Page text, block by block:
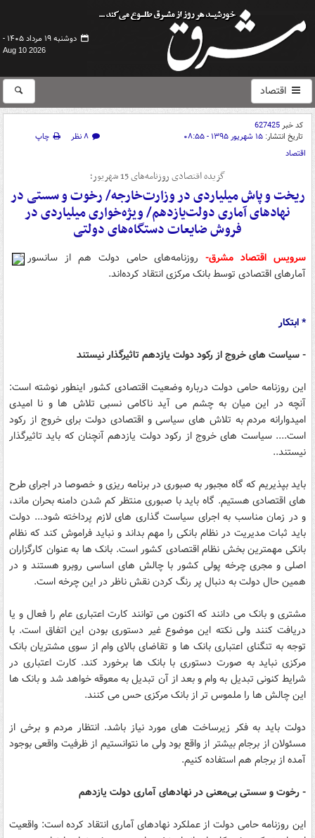
دوشنبه ۱۹ مرداد ۱۴۰۵ -
Aug 10 2026
اقتصاد
کد خبر627425
تاریخ انتشار: ۱۵ شهریور ۱۳۹۵ - ۰۸:۵۵ ۸ نظر
چاپ
اقتصاد
گزیده اقتصادی روزنامه‌های 15 شهریور؛
ریخت و پاش میلیاردی در وزارت‌خارجه/ رخوت و سستی در
نهادهای آماری دولت‌یازدهم/ ویژه‌خواری میلیاردی در
فروش ضایعات دستگاه‌های دولتی
سرویس اقتصاد مشرق- روزنامه‌های حامی دولت هم از سانسور
آمارهای اقتصادی توسط بانک مرکزی انتقاد کرده‌اند.
* ابتکار
- سیاست های خروج از رکود دولت یازدهم تاثیرگذار نیستند
این روزنامه حامی دولت درباره وضعیت اقتصادی کشور اینطور نوشته است:‌
آنچه در این میان به چشم می آید ناکامی نسبی تلاش ها و نا امیدی
امیدوارانه مردم به تلاش های سیاسی و اقتصادی دولت برای خروج از رکود
است.... سیاست های خروج از رکود دولت یازدهم آنچنان که باید تاثیرگذار
نیستند..
باید بپذیریم که گاه مجبور به صبوری در برنامه ریزی و خصوصا در اجرای طرح
های اقتصادی هستیم. گاه باید با صبوری منتظر کم شدن دامنه بحران ماند،
و در زمان مناسب به اجرای سیاست گذاری های لازم پرداخته شود... دولت
باید ثبات مدیریت در نظام بانکی را مهم بداند و نباید فراموش کند که نظام
بانکی مهمترین بخش نظام اقتصادی کشور است. بانک ها به عنوان کارگزاران
اصلی و مجری چرخه پولی کشور با چالش های اساسی روبرو هستند و در
همین حال دولت به دنبال پر رنگ کردن نقش ناظر در این چرخه است.
مشتری و بانک می دانند که اکنون می توانند کارت اعتباری عام را فعال و یا
دریافت کنند ولی نکته این موضوع غیر دستوری بودن این اتفاق است. با
توجه به تنگنای اعتباری بانک ها و تقاضای بالای وام از سوی مشتریان بانک
مرکزی نباید به صورت دستوری با بانک ها برخورد کند. کارت اعتباری در
شرایط کنونی تبدیل به وام و بعد از آن تبدیل به معوقه خواهد شد و بانک ها
این چالش ها را ملموس تر از بانک مرکزی حس می کنند.
دولت باید به فکر زیرساخت های مورد نیاز باشد. انتظار مردم و برخی از
مسئولان از برجام بیشتر از واقع بود ولی ما نتوانستیم از ظرفیت واقعی بوجود
آمده از برجام هم استفاده کنیم.
- رخوت و سستی بی‌معنی در نهادهای آماری دولت یازدهم
این روزنامه حامی دولت از عملکرد نهادهای آماری انتقاد کرده است: واقعیت